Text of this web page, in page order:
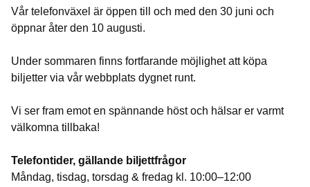
Vår telefonväxel är öppen till och med den 30 juni och
öppnar åter den 10 augusti.
Under sommaren finns fortfarande möjlighet att köpa
biljetter via vår webbplats dygnet runt.
Vi ser fram emot en spännande höst och hälsar er varmt
välkomna tillbaka!
Telefontider, gällande biljettfrågor
Måndag, tisdag, torsdag & fredag kl. 10:00–12:00